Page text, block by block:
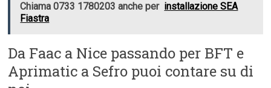
Chiama 0733 1780203 anche per installazione SEA
Fiastra
Da Faac a Nice passando per BFT e
Aprimatic a Sefro puoi contare su di